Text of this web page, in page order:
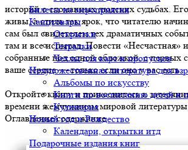
Билеты на мероприятия
Канцтовары
Открытки
Тетрадки
Чехлы для карт и пропусков
Нехудожественная литература для
Альбомы по искусству
Книги по воспитанию детей и
Кулинария
Новый год и Рождество
Календари, открытки итд
Подарочные издания книг
историй о сломанных людских судьбах.
живы, а стиль так ярок, что читателю
сам был свидетелем тех драматичных
там и все испытал. Повести «Несчастная»
собранные под одной обложкой, с первых
ваше сердце — только если оно у вас есть.
Откройте книгу и прикоснитесь к
времени жемчужинам мировой
Оглавление/содержание